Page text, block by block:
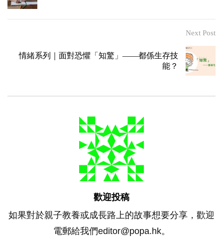
Next Post
情緒系列｜面對恐懼「知驚」——都係生存技
能？
歡迎投稿
如果對於親子教養或成長路上的故事想要分享，歡迎
電郵給我們editor@popa.hk。